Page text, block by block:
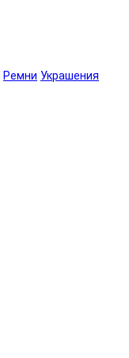
Ремни Украшения